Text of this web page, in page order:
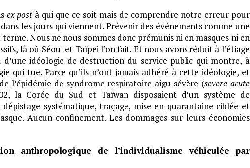
ex post à qui que ce soit mais de comprendre notre erreur pour
les jours qui viennent. Prévenir des événements comme une
Nous ne nous sommes donc prémunis ni en masques ni en
là où Séoul et Taïpei l’on fait. Et nous avons réduit à l’étiage
d’une idéologie de destruction du service public qui montre, à
qui tue. Parce qu’ils n’ont jamais adhéré à cette idéologie, et
l’épidémie de syndrome respiratoire aigu sévère (severe acute
la Corée du Sud et Taïwan disposaient d’un système de
systématique, traçage, mise en quarantaine ciblée et
Aucun confinement. Les dommages sur leurs économies
anthropologique de l’individualisme véhiculée par